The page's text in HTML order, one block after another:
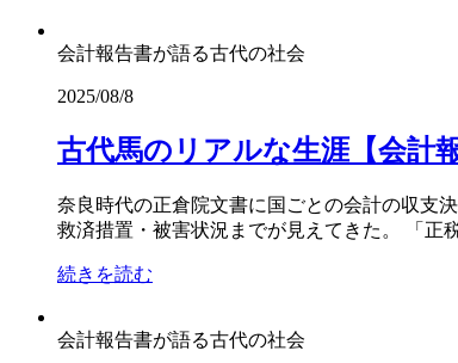
会計報告書が語る古代の社会
2025/08/8
古代馬のリアルな生涯【会計
奈良時代の正倉院文書に国ごとの会計の収支
救済措置・被害状況までが見えてきた。 「
続きを読む
会計報告書が語る古代の社会